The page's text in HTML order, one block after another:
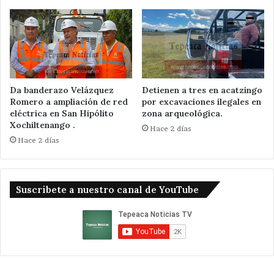
Da banderazo Velázquez
Romero a ampliación de red
eléctrica en San Hipólito
Xochiltenango .
Hace 2 días
Detienen a tres en acatzingo
por excavaciones ilegales en
zona arqueológica.
Hace 2 días
Suscribete a nuestro canal de YouTube